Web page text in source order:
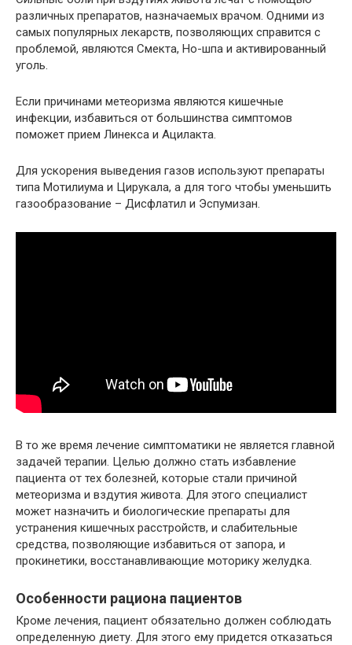
различных препаратов, назначаемых врачом. Одними из
самых популярных лекарств, позволяющих справится с
проблемой, являются Смекта, Но-шпа и активированный
уголь.
Если причинами метеоризма являются кишечные
инфекции, избавиться от большинства симптомов
поможет прием Линекса и Ацилакта.
Для ускорения выведения газов используют препараты
типа Мотилиума и Цирукала, а для того чтобы уменьшить
газообразование – Дисфлатил и Эспумизан.
В то же время лечение симптоматики не является главной
задачей терапии. Целью должно стать избавление
пациента от тех болезней, которые стали причиной
метеоризма и вздутия живота. Для этого специалист
может назначить и биологические препараты для
устранения кишечных расстройств, и слабительные
средства, позволяющие избавиться от запора, и
прокинетики, восстанавливающие моторику желудка.
Особенности рациона пациентов
Кроме лечения, пациент обязательно должен соблюдать
определенную диету. Для этого ему придется отказаться